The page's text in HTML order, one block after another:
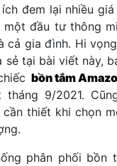
đem lại nhiều
một đầu tư thông
cả gia đình. Hi
sẻ tại bài viết này,
bồn tắm
tháng 9/2021.
thiết khi chọn
phân phối bồn